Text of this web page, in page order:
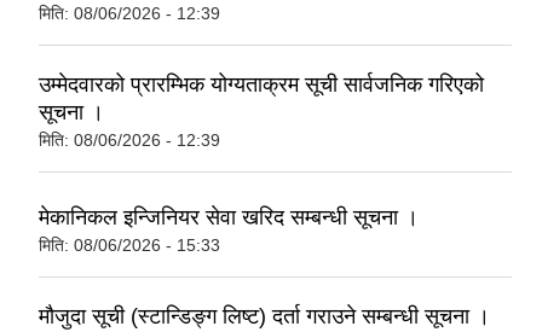
मिति: 08/06/2026 - 12:39
उम्मेदवारको प्रारम्भिक योग्यताक्रम सूची सार्वजनिक गरिएको
सूचना ।
मिति: 08/06/2026 - 12:39
मेकानिकल इन्जिनियर सेवा खरिद सम्बन्धी सूचना ।
मिति: 08/06/2026 - 15:33
मौजुदा सूची (स्टान्डिङ्ग लिष्ट) दर्ता गराउने सम्बन्धी सूचना ।